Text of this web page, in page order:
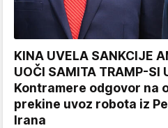
KINA UVELA SANKCIJE
UOČI SAMITA TRAMP-SI
Kontramere odgovor na
prekine uvoz robota iz
Irana